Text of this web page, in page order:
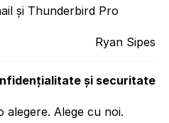
Ryan Sipes
și Thunderbird Pro
și securitate
Alege cu noi.